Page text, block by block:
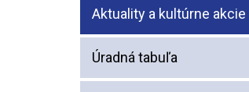
Aktuality a kultúrne akcie
Úradná tabuľa